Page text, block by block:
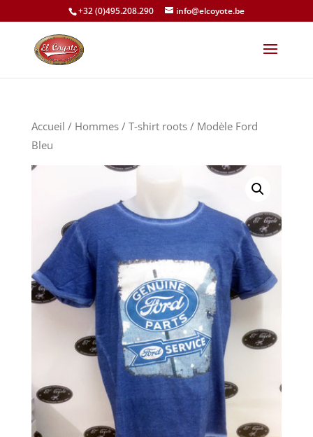
+32 (0)495.208.290 info@elcoyote.be
Accueil / Hommes/ T-shirt roots/ Modèle Ford
Bleu